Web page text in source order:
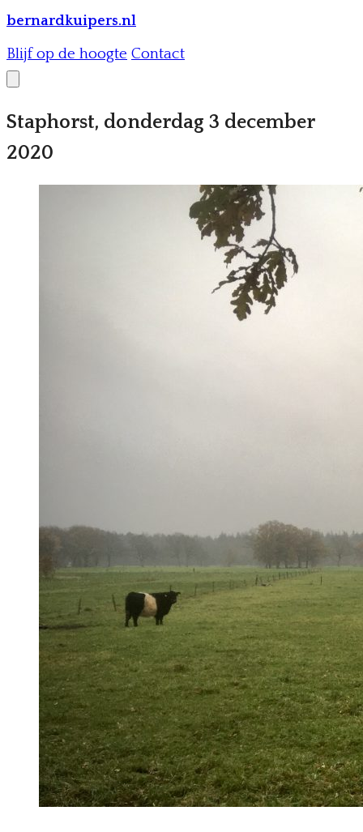
bernardkuipers.nl
Blijf op de hoogte Contact
Staphorst, donderdag 3 december
2020